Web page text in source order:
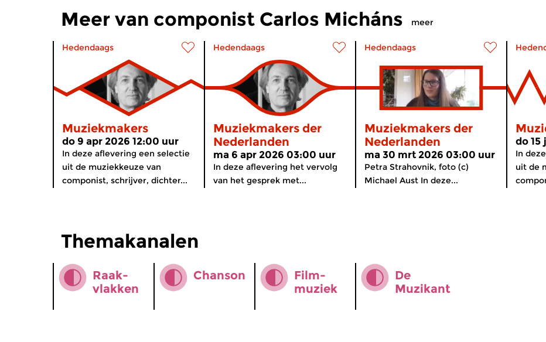
Meer van componist Carlos Micháns meer
Hedendaags
Muziekmakers
do 9 apr 2026 12:00 uur
In deze aflevering een selectie
uit de muziekkeuze van
componist, schrijver, dichter...
Hedendaags
Muziekmakers der
Nederlanden
ma 6 apr 2026 03:00 uur
In deze aflevering het vervolg
van het gesprek met...
Hedendaags
Muziekmakers der
Nederlanden
ma 30 mrt 2026 03:00 uur
Petra Strahovnik, foto (c)
Michael Aust In deze...
do 15
In
uit de
Themakanalen
Raak­
vlakken
Chanson
Film­
muziek
De
Muzikant